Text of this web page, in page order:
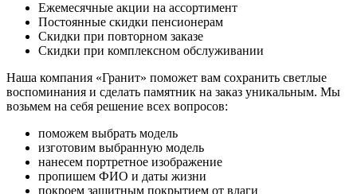
Ежемесячные акции на ассортимент
Постоянные скидки пенсионерам
Скидки при повторном заказе
Скидки при комплексном обслуживании
Наша компания «Гранит» поможет вам сохранить светлые
воспоминания и сделать памятник на заказ уникальным. Мы
возьмем на себя решение всех вопросов:
поможем выбрать модель
изготовим выбранную модель
нанесем портретное изображение
пропишем ФИО и даты жизни
покроем защитным покрытием от влаги